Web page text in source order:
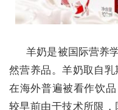
羊奶是被国际营养
然营养品。羊奶取自
在海外普遍被看作饮品
较早前由于技术所限